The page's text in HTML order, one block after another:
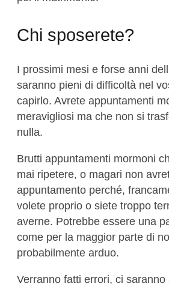
Chi sposerete?
I prossimi mesi e forse anni
saranno pieni di difficoltà nel
capirlo. Avrete appuntamenti
meravigliosi ma che non si
nulla.
Brutti appuntamenti mormoni
mai ripetere, o magari non
appuntamento perché,
volete proprio o siete troppo
averne. Potrebbe essere una
come per la maggior parte di
probabilmente arduo.
Verranno fatti errori, ci